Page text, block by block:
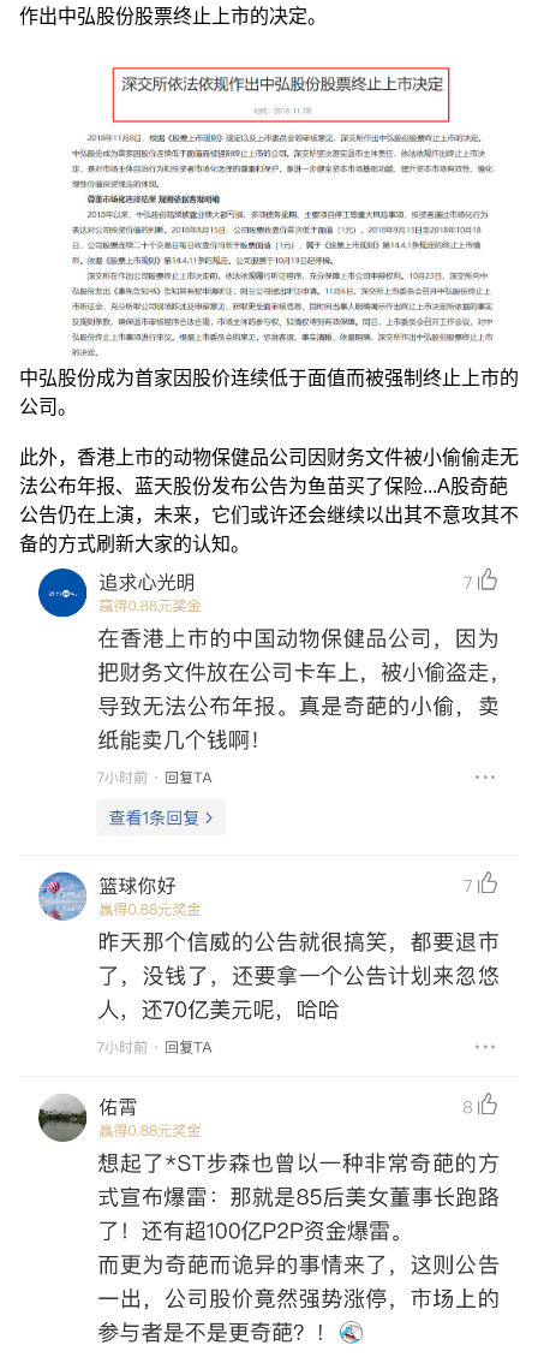
作出中弘股份股票终止上市的决定。
中弘股份成为首家因股价连续低于面值而被强制终止上市的
公司。
此外，香港上市的动物保健品公司因财务文件被小偷偷走无
法公布年报、蓝天股份发布公告为鱼苗买了保险...A股奇葩
公告仍在上演，未来，它们或许还会继续以出其不意攻其不
备的方式刷新大家的认知。